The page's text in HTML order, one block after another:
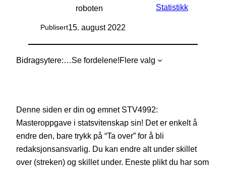
roboten
Publisert15. august 2022
Statistikk
Bidragsytere: Se fordelene!Flere valg
Denne siden er din og emnet STV4992:
Masteroppgave i statsvitenskap sin! Det er enkelt å
endre den, bare trykk på “Ta over” for å bli
redaksjonsansvarlig. Du kan endre alt under skillet
over (streken) og skillet under. Eneste plikt du har som